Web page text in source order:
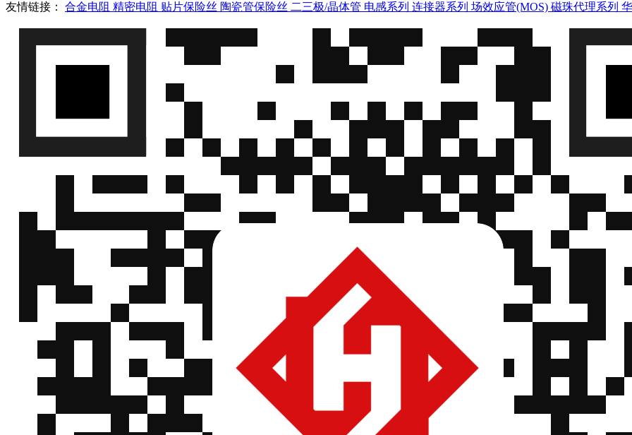
友情链接： 合金电阻 精密电阻 贴片保险丝 陶瓷管保险丝 二三极/晶体管 电感系列 连接器系列 场效应管(MOS) 磁珠代理系列